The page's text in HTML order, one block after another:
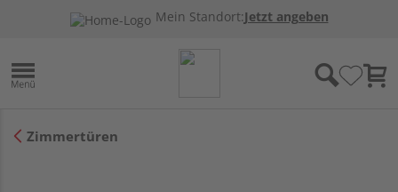
Mein Standort:Jetzt angeben
Zimmertüren